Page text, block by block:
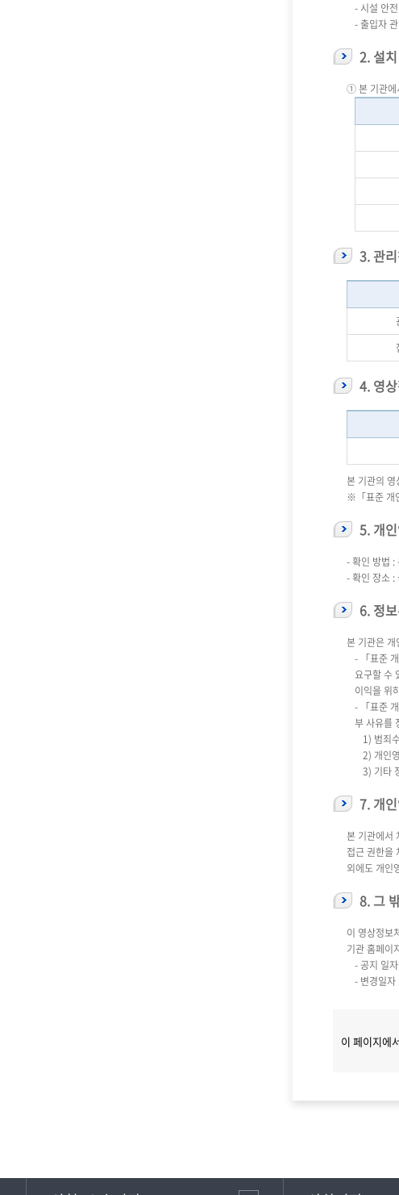
- 시설 안
- 출입자
2. 설
① 본 기관에
3. 관
4. 영
본 기관의
※「표준 개
5. 개
- 확인 방법 :
- 확인 장소 :
6. 정
본 기관은
- 「표준
요구할 수
이익을 위
- 「표준
부 사유를
1) 범죄
2) 개인
3) 기타
7. 개
본 기관에서
접근 권한을
외에도 개인
8. 그
이 영상정보
기관 홈페이
- 공지 일
- 변경일
이 페이지에